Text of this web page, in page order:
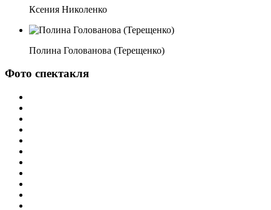
Ксения Николенко
Полина Голованова (Терещенко)
Фото спектакля